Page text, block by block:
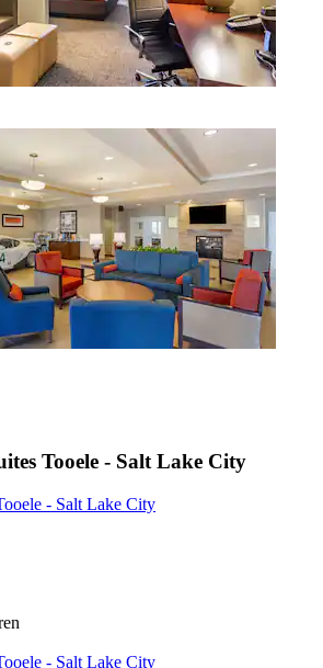
Tooele - Salt Lake City
- Salt Lake City
- Salt Lake City